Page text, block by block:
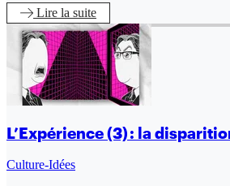
Lire la suite
L’Expérience (3) : la
Culture-Idées